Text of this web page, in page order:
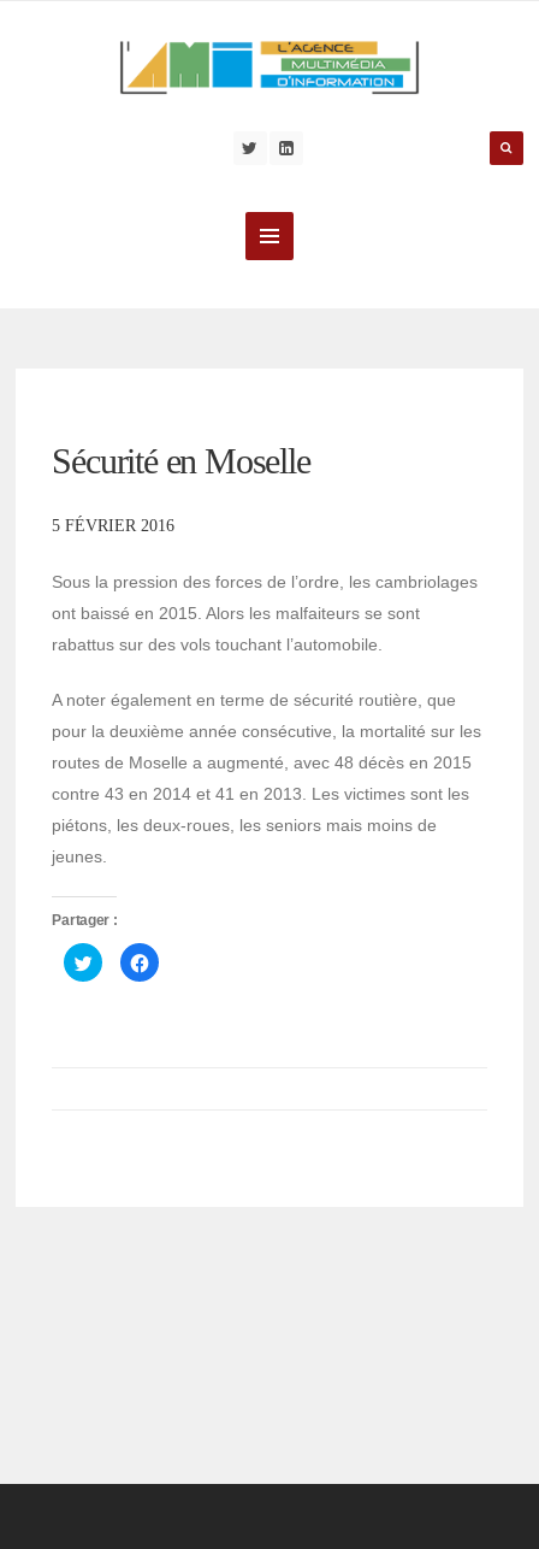
Sécurité en Moselle
5 FÉVRIER 2016
Sous la pression des forces de l’ordre, les cambriolages
ont baissé en 2015. Alors les malfaiteurs se sont
rabattus sur des vols touchant l’automobile.
A noter également en terme de sécurité routière, que
pour la deuxième année consécutive, la mortalité sur les
routes de Moselle a augmenté, avec 48 décès en 2015
contre 43 en 2014 et 41 en 2013. Les victimes sont les
piétons, les deux-roues, les seniors mais moins de
jeunes.
Partager :
Cliquez
pour
partager
Cliquez
pour